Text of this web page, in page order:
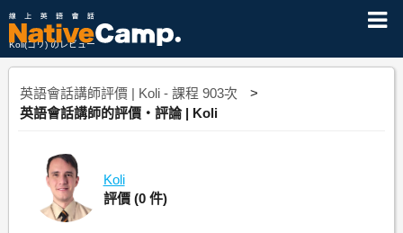
Koli(コリ) のレビュー
英語會話講師評價 | Koli - 課程 903次
英語會話講師的評價・評論 | Koli
Koli
評價 (0 件)